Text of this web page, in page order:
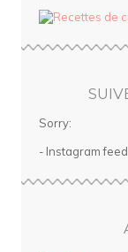
Sorry:
- Instagram